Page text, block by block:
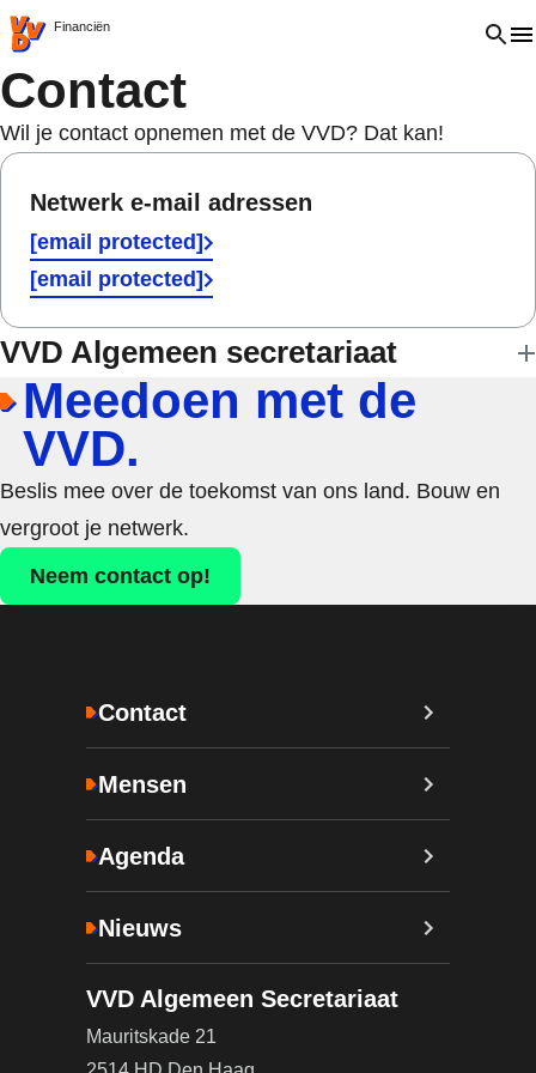
VVD.nl - Ga naar de homepage
Financiën Open
Contact
Wil je contact opnemen met de VVD? Dat kan!
Netwerk e-mail adressen
[email protected]
[email protected]
VVD Algemeen secretariaat
Meedoen met de
VVD.
Beslis mee over de toekomst van ons land. Bouw en
vergroot je netwerk.
Neem contact op!
Contact
Mensen
Agenda
Nieuws
VVD Algemeen Secretariaat
Mauritskade 21